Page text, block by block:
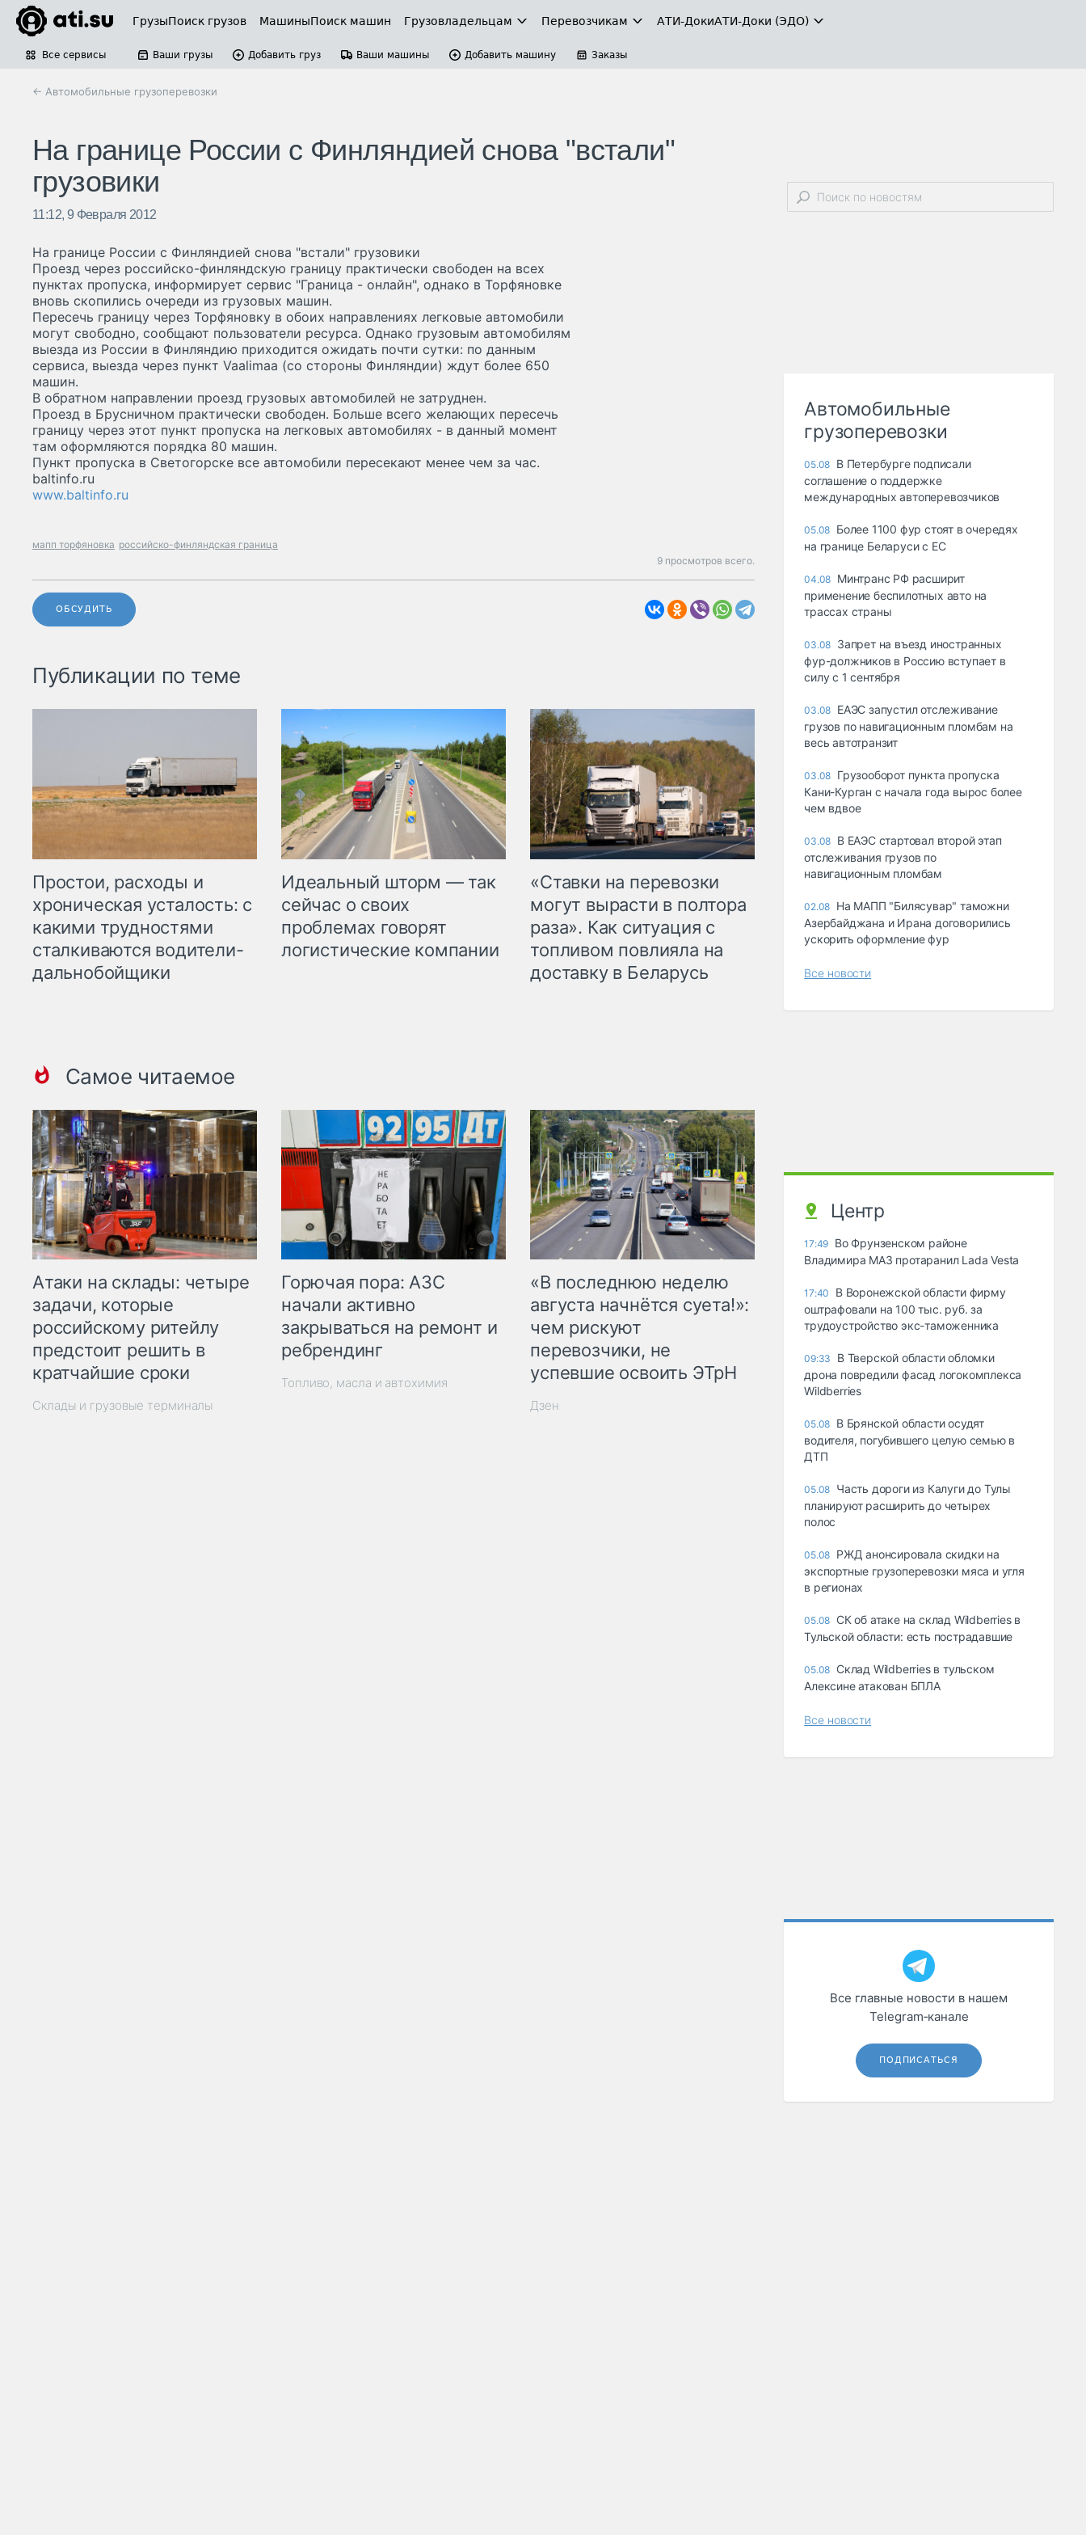
ГрузыПоиск грузов МашиныПоиск машин Грузовладельцам Перевозчикам АТИ-ДокиАТИ-Доки (ЭДО)
Все сервисы Ваши грузы Добавить груз Ваши машины Добавить машину Заказы
← Автомобильные грузоперевозки
На границе России с Финляндией снова "встали"
грузовики
11:12, 9 Февраля 2012
На границе России с Финляндией снова "встали" грузовики
Проезд через российско-финляндскую границу практически свободен на всех
пунктах пропуска, информирует сервис "Граница - онлайн", однако в Торфяновке
вновь скопились очереди из грузовых машин.
Пересечь границу через Торфяновку в обоих направлениях легковые автомобили
могут свободно, сообщают пользователи ресурса. Однако грузовым автомобилям
выезда из России в Финляндию приходится ожидать почти сутки: по данным
сервиса, выезда через пункт Vaalimaa (со стороны Финляндии) ждут более 650
машин.
В обратном направлении проезд грузовых автомобилей не затруднен.
Проезд в Брусничном практически свободен. Больше всего желающих пересечь
границу через этот пункт пропуска на легковых автомобилях - в данный момент
там оформляются порядка 80 машин.
Пункт пропуска в Светогорске все автомобили пересекают менее чем за час.
baltinfo.ru
www.baltinfo.ru
мапп торфяновка российско-финляндская граница
9 просмотров всего.
ОБСУДИТЬ
Публикации по теме
Простои, расходы и
хроническая усталость: с
какими трудностями
сталкиваются водители-
дальнобойщики
Идеальный шторм — так
сейчас о своих
проблемах говорят
логистические компании
«Ставки на перевозки
могут вырасти в полтора
раза». Как ситуация с
топливом повлияла на
доставку в Беларусь
Самое читаемое
Атаки на склады: четыре
задачи, которые
российскому ритейлу
предстоит решить в
кратчайшие сроки
Склады и грузовые терминалы
Горючая пора: АЗС
начали активно
закрываться на ремонт и
ребрендинг
Топливо, масла и автохимия
«В последнюю неделю
августа начнётся суета!»:
чем рискуют
перевозчики, не
успевшие освоить ЭТрН
Дзен
Автомобильные
грузоперевозки
05.08 В Петербурге подписали
соглашение о поддержке
международных автоперевозчиков
05.08 Более 1100 фур стоят в очередях
на границе Беларуси с ЕС
04.08 Минтранс РФ расширит
применение беспилотных авто на
трассах страны
03.08 Запрет на въезд иностранных
фур-должников в Россию вступает в
силу с 1 сентября
03.08 ЕАЭС запустил отслеживание
грузов по навигационным пломбам на
весь автотранзит
03.08 Грузооборот пункта пропуска
Кани-Курган с начала года вырос более
чем вдвое
03.08 В ЕАЭС стартовал второй этап
отслеживания грузов по
навигационным пломбам
02.08 На МАПП "Билясувар" таможни
Азербайджана и Ирана договорились
ускорить оформление фур
Все новости
Центр
17:49 Во Фрунзенском районе
Владимира МАЗ протаранил Lada Vesta
17:40
В Воронежской области фирму
оштрафовали на 100 тыс. руб. за
трудоустройство экс-таможенника
09:33
В Тверской области обломки
дрона повредили фасад логокомплекса
Wildberries
05.08 В Брянской области осудят
водителя, погубившего целую семью в
ДТП
05.08 Часть дороги из Калуги до Тулы
планируют расширить до четырех
полос
05.08 РЖД анонсировала скидки на
экспортные грузоперевозки мяса и угля
в регионах
05.08 СК об атаке на склад Wildberries в
Тульской области: есть пострадавшие
05.08 Склад Wildberries в тульском
Алексине атакован БПЛА
Все новости
Все главные новости в нашем
Telegram‑канале
ПОДПИСАТЬСЯ